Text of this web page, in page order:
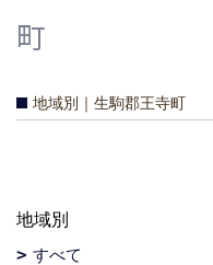
町
地域別｜生駒郡王寺町
地域別
すべて